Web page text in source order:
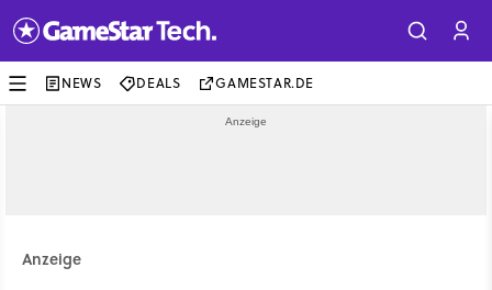
NEWS DEALS GAMESTAR.DE
Anzeige